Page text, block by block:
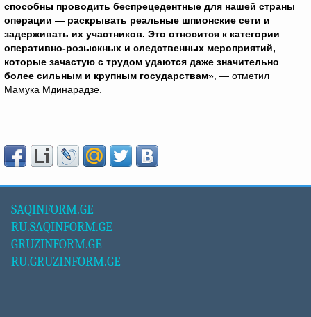
способны проводить беспрецедентные для нашей страны
операции — раскрывать реальные шпионские сети и
задерживать их участников. Это относится к категории
оперативно-розыскных и следственных мероприятий,
которые зачастую с трудом удаются даже значительно
более сильным и крупным государствам», — отметил
Мамука Мдинарадзе.
SAQINFORM.GE
RU.SAQINFORM.GE
GRUZINFORM.GE
RU.GRUZINFORM.GE